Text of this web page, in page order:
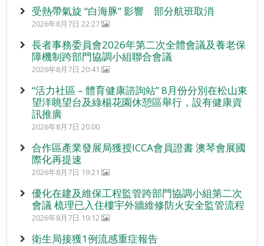
受熱帶氣旋 “白海豚” 影響 部分航班取消
2026年8月7日 22:27
長者事務委員會2026年第二次全體會議及養老保
障機制跨部門協調小組聯合會議
2026年8月7日 20:41
“活力社區 – 體育健康諮詢站” 8月份分別在松山東
望洋眺望台及綠楊花園休憩區舉行，設有健康資
訊推廣
2026年8月7日 20:00
合作區產業發展局獲授ICCA會員證書 澳琴會展國
際化再提速
2026年8月7日 19:21
優化在建及維保工程監管跨部門協調小組第二次
會議 梳理已入住樓宇外牆維修防火安全監管流程
2026年8月7日 19:12
衛生局接獲1例流感重症報告